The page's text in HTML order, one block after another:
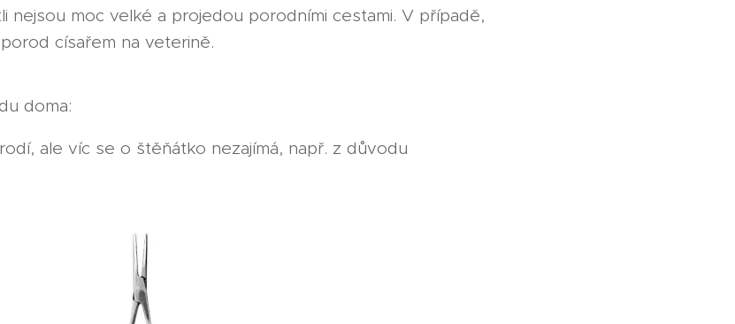
nejsou moc velké a projedou porodními cestami. V případě,
císařem na veterině.
doma:
ale víc se o štěňátko nezajímá, např. z důvodu